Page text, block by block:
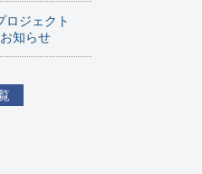
ロジェクト
知らせ